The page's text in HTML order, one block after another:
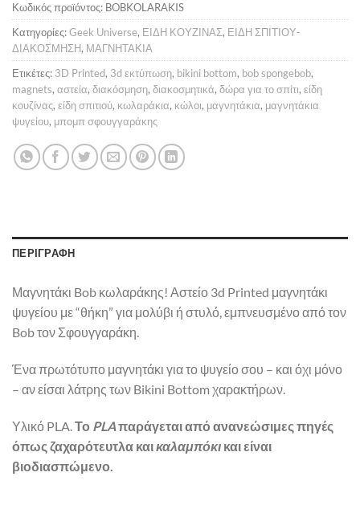
Κωδικός προϊόντος: BOBKOLARAKIS
Κατηγορίες:Geek Universe, ΕΙΔΗ ΚΟΥΖΙΝΑΣ, ΕΙΔΗ ΣΠΙΤΙΟΥ-
ΔΙΑΚΟΣΜΗΣΗ, ΜΑΓΝΗΤΑΚΙΑ
Ετικέτες: 3D Printed, 3d εκτύπωση, bikini bottom, bob spongebob,
magnets, αστεία, διακόσμηση, διακοσμητικά, δώρα για το σπίτι, είδη
κουζίνας, είδη σπιτιού, κωλαράκια, κώλοι, μαγνητάκια, μαγνητάκια
ψυγείου, μπομπ σφουγγαράκης
ΠΕΡΙΓΡΑΦΉ
Μαγνητάκι Bob κωλαράκης! Αστείο 3d Printed μαγνητάκι
ψυγείου με “θήκη” για μολύβι ή στυλό, εμπνευσμένο από τον
Bob τον Σφουγγαράκη.
Ένα πρωτότυπο μαγνητάκι για το ψυγείο σου – και όχι μόνο
– αν είσαι λάτρης των Bikini Bottom χαρακτήρων.
Υλικό PLA. Το PLAπαράγεται από ανανεώσιμες πηγές
όπως ζαχαρότευτλα καικαλαμπόκι και είναι
βιοδιασπώμενο.